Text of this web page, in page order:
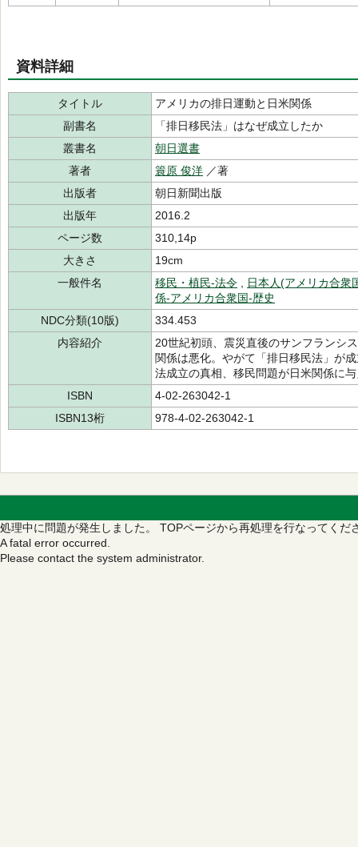
資料詳細
タイトル
アメリカの排日運動と日米関係
副書名
「排日移民法」はなぜ成立したか
叢書名
朝日選書
著者
簑原 俊洋 ／著
出版者
朝日新聞出版
出版年
2016.2
ページ数
310,14p
大きさ
19cm
一般件名
移民・植民-法令
日本人(アメリカ合衆
係-アメリカ合衆国-歴史
NDC分類(10版)
334.453
内容紹介
20世紀初頭、震災直後のサンフランシ
関係は悪化。やがて「排日移民法」が
法成立の真相、移民問題が日米関係に
ISBN
4-02-263042-1
ISBN13桁
978-4-02-263042-1
処理中に問題が発生しました。 TOPページから再処理を行なってくだ
A fatal error occurred.
Please contact the system administrator.